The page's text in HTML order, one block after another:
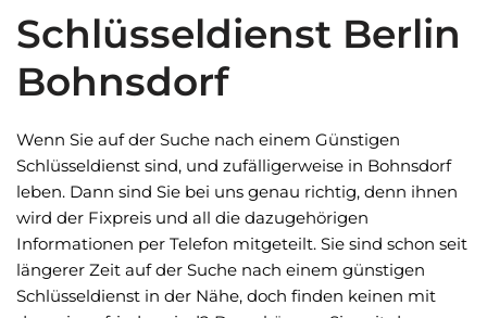
Schlüsseldienst Berlin
Bohnsdorf
Wenn Sie auf der Suche nach einem Günstigen
Schlüsseldienst sind, und zufälligerweise in Bohnsdorf
leben. Dann sind Sie bei uns genau richtig, denn ihnen
wird der Fixpreis und all die dazugehörigen
Informationen per Telefon mitgeteilt. Sie sind schon seit
längerer Zeit auf der Suche nach einem günstigen
Schlüsseldienst in der Nähe, doch finden keinen mit